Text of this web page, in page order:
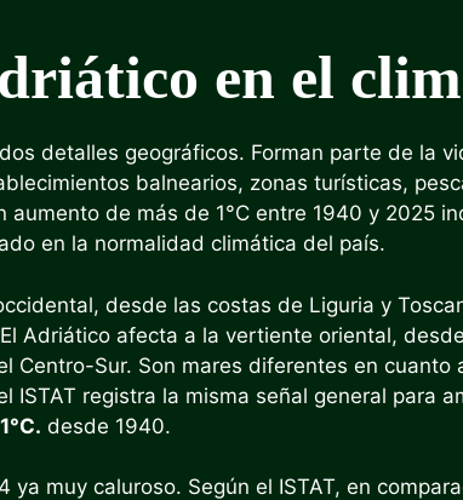
en el
detalles geográficos. Forman parte de la
balnearios, zonas turísticas,
aumento de más de 1°C entre 1940 y 2025
en la normalidad climática del país.
desde las costas de Liguria y
Adriático afecta a la vertiente oriental,
Centro-Sur. Son mares diferentes en cuanto
ISTAT registra la misma señal general para
desde 1940.
ya muy caluroso. Según el ISTAT, en